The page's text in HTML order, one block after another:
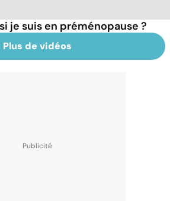
je suis en préménopause ?
Plus de vidéos